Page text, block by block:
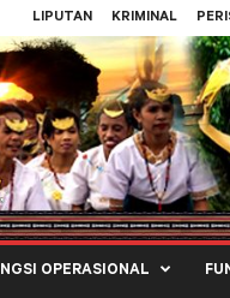
LIPUTAN KRIMINAL
OPERASIONAL